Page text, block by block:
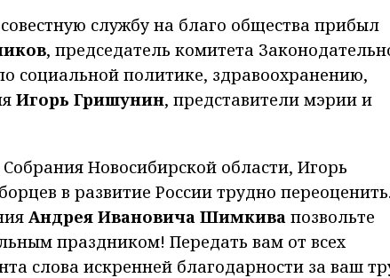
службу на благо общества прибыл
, председатель комитета
социальной политике, здравоохранению,
Игорь Гришунин, представители мэрии и
Новосибирской области, Игорь
в развитие России трудно
Андрея Ивановича Шимкива позвольте
праздником! Передать вам от всех
слова искренней благодарности за ваш